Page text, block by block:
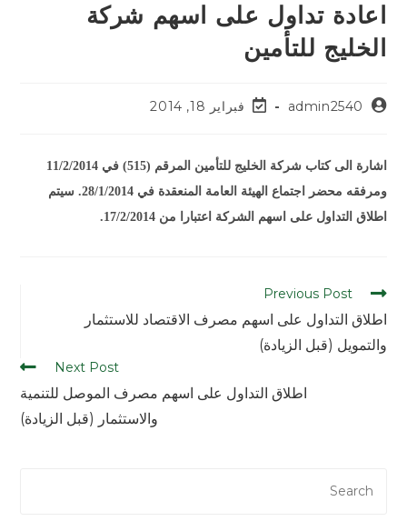
اعادة تداول على اسهم شركة
الخليج للتأمين
admin2540 فبراير 18, 2014
اشارة الى كتاب شركة الخليج للتأمين المرقم (515) في 11/2/2014
ومرفقه محضر اجتماع الهيئة العامة المنعقدة في 28/1/2014. سيتم
اطلاق التداول على اسهم الشركة اعتبارا من 17/2/2014.
Previous Post
اطلاق التداول على اسهم مصرف الاقتصاد للاستثمار
والتمويل (قبل الزيادة)
Next Post
اطلاق التداول على اسهم مصرف الموصل للتنمية
والاستثمار (قبل الزيادة)